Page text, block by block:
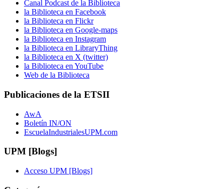
Canal Podcast de la Biblioteca
la Biblioteca en Facebook
la Biblioteca en Flickr
la Biblioteca en Google-maps
la Biblioteca en Instagram
la Biblioteca en LibraryThing
la Biblioteca en X (twitter)
la Biblioteca en YouTube
Web de la Biblioteca
Publicaciones de la ETSII
AwA
Boletín IN/ON
EscuelaIndustrialesUPM.com
UPM [Blogs]
Acceso UPM [Blogs]